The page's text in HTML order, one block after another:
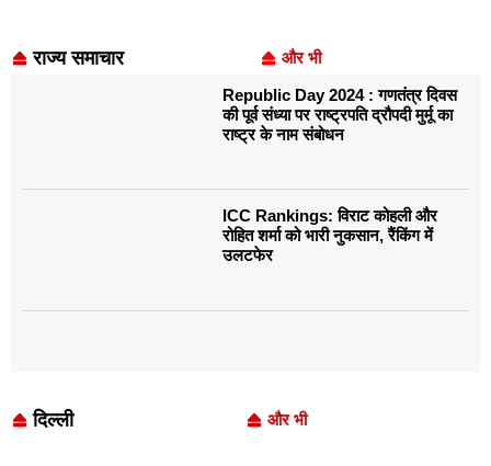
राज्य समाचार
और भी
Republic Day 2024 : गणतंत्र दिवस
की पूर्व संध्या पर राष्ट्रपति द्रौपदी मुर्मू का
राष्ट्र के नाम संबोधन
ICC Rankings: विराट कोहली और
रोहित शर्मा को भारी नुकसान, रैंकिंग में
उलटफेर
दिल्ली और भी